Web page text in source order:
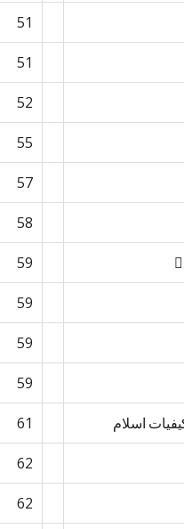
51
51
52
55
57
58
59
59
59
59
اسلام 61
62
62